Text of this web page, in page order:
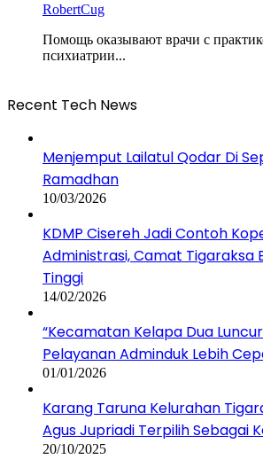
RobertCug
Помощь оказывают врачи с
психиатрии...
Recent Tech News
Menjemput Lailatul Qodar Di
Ramadhan
10/03/2026
KDMP Cisereh Jadi Contoh
Administrasi, Camat Tigaraksa
Tinggi
14/02/2026
“Kecamatan Kelapa Dua
Pelayanan Adminduk Lebih
01/01/2026
Karang Taruna Kelurahan
Agus Jupriadi Terpilih Sebagai
20/10/2025